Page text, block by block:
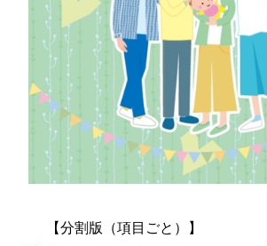
【分割版（項目ごと）】